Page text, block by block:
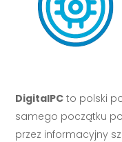
DigitalPC to polski
samego początku
przez informacyjny